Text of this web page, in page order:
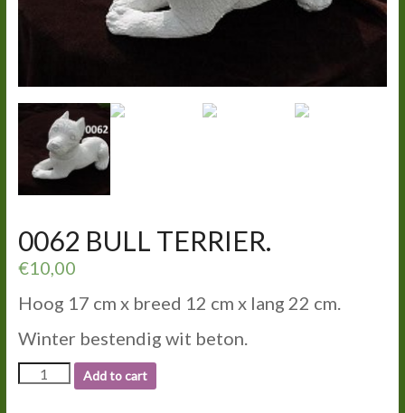
0062 BULL TERRIER.
€10,00
Hoog 17 cm x breed 12 cm x lang 22 cm.
Winter bestendig wit beton.
0062
BULL
Add to cart